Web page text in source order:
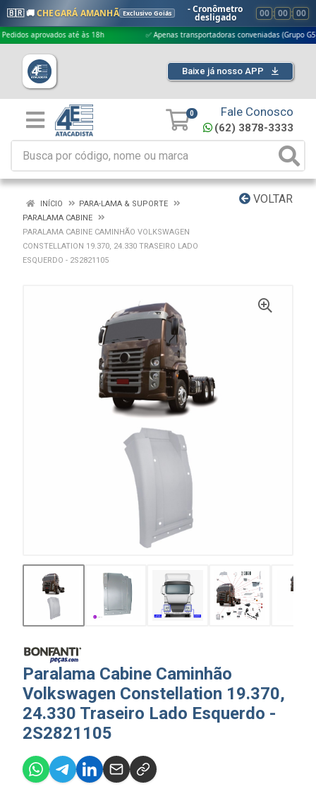
🇧🇷 🚚CHEGARÁ AMANHÃ Exclusivo Goiás - Cronômetro
desligado 00 : 00 : 00
aprovados até às 18h ✅ Apenas transportadoras conveniadas (Grupo G5)
Baixe já nosso APP
0 Fale Conosco
(62) 3878-3333
VOLTAR
INÍCIO
PARA-LAMA & SUPORTE
PARALAMA CABINE
PARALAMA CABINE CAMINHÃO VOLKSWAGEN
CONSTELLATION 19.370, 24.330 TRASEIRO LADO
ESQUERDO - 2S2821105
Paralama Cabine Caminhão
Volkswagen Constellation 19.370,
24.330 Traseiro Lado Esquerdo -
2S2821105